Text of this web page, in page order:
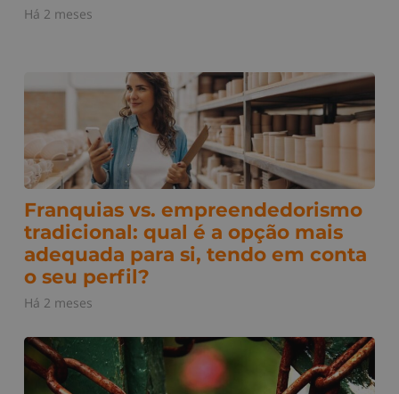
Há 2 meses
Franquias vs. empreendedorismo
tradicional: qual é a opção mais
adequada para si, tendo em conta
o seu perfil?
Há 2 meses